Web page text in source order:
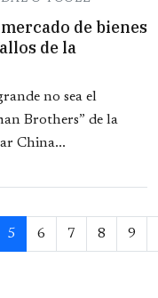
de bienes
de la
no sea el
Brothers” de la
China...
5 6 7 8 9